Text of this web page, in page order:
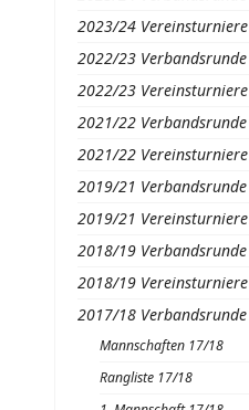
2023/24 Vereinsturniere
2022/23 Verbandsrunde
2022/23 Vereinsturniere
2021/22 Verbandsrunde
2021/22 Vereinsturniere
2019/21 Verbandsrunde
2019/21 Vereinsturniere
2018/19 Verbandsrunde
2018/19 Vereinsturniere
2017/18 Verbandsrunde
Mannschaften 17/18
Rangliste 17/18